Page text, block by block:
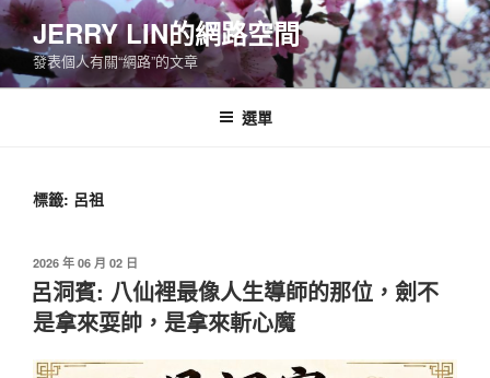
跳
至
主
要
JERRY LIN的網路空間
發表個人有關“網路”的文章
選單
標籤: 呂祖
發
佈
於
2026 年 06 月 02 日
呂洞賓: 八仙裡最像人生導師的那位，劍不
是拿來耍帥，是拿來斬心魔